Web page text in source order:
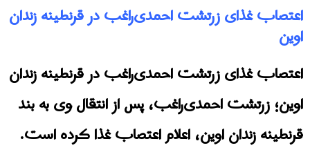
اعتصاب غذاى زرتشت احمدی‌راغب در قرنطینه زندان
اوین
اعتصاب غذای زرتشت احمدی‌راغب در قرنطینه زندان
اوین؛ زرتشت احمدی‌راغب، پس از انتقال وى به بند
قرنطینه زندان اوین، اعلام اعتصاب غذا کرده است.